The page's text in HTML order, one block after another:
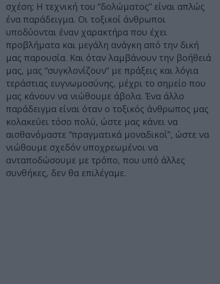
σχέση; Η τεχνική του “δολώματος” είναι απλώς
ένα παράδειγμα. Οι τοξικοί άνθρωποι
υποδύονται έναν χαρακτήρα που έχει
προβλήματα και μεγάλη ανάγκη από την δική
μας παρουσία. Και όταν λαμβάνουν την βοήθειά
μας, μας “συγκλονίζουν” με πράξεις και λόγια
τεράστιας ευγνωμοσύνης, μέχρι το σημείο που
μας κάνουν να νιώθουμε άβολα. Ένα άλλο
παράδειγμα είναι όταν ο τοξικός άνθρωπος μας
κολακεύει τόσο πολύ, ώστε μας κάνει να
αισθανόμαστε “πραγματικά μοναδικοί”, ώστε να
νιώθουμε σχεδόν υποχρεωμένοι να
ανταποδώσουμε με τρόπο, που υπό άλλες
συνθήκες, δεν θα επιλέγαμε.